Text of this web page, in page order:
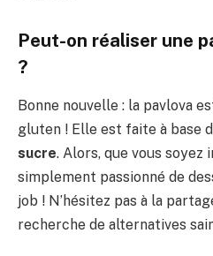
Peut-on réaliser une
?
Bonne nouvelle : la pavlova
gluten ! Elle est faite à base
sucre. Alors, que vous
simplement passionné de
job ! N’hésitez pas à la
recherche de alternatives